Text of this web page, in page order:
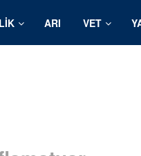
ARI VET